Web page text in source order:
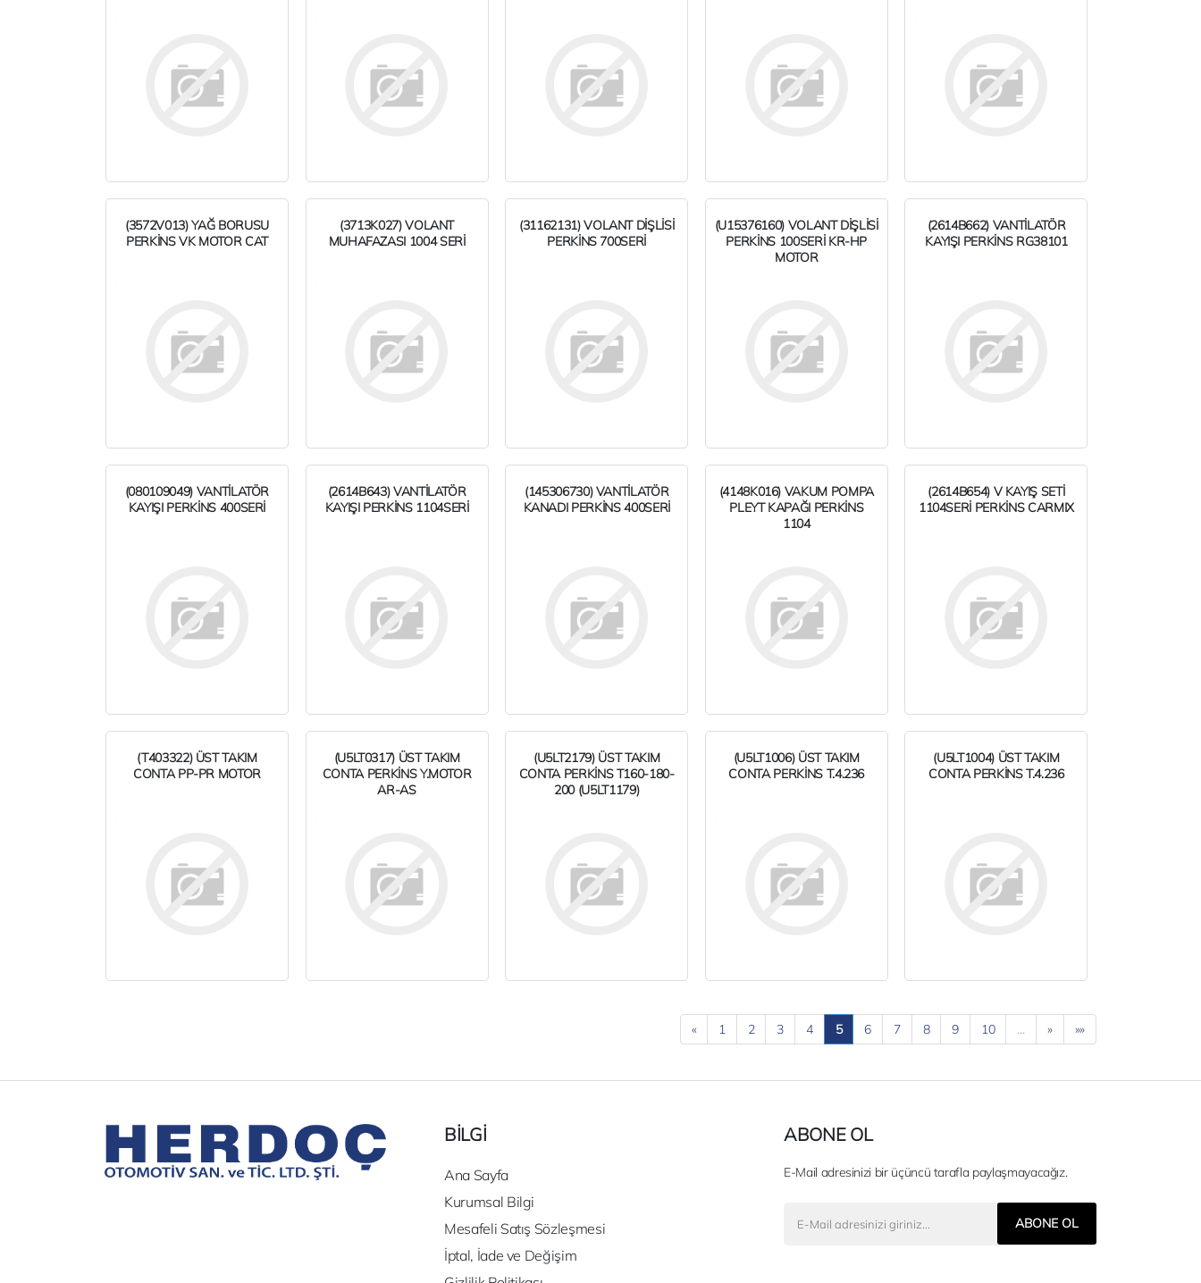
(3572V013) YAĞ BORUSU
PERKİNS VK MOTOR CAT
(3713K027) VOLANT
MUHAFAZASI 1004 SERİ
(31162131) VOLANT DİŞLİSİ
PERKİNS 700SERİ
(U15376160) VOLANT DİŞLİSİ
PERKİNS 100SERİ KR-HP
MOTOR
(2614B662) VANTİLATÖR
KAYIŞI PERKİNS RG38101
(080109049) VANTİLATÖR
KAYIŞI PERKİNS 400SERİ
(2614B643) VANTİLATÖR
KAYIŞI PERKİNS 1104SERİ
(145306730) VANTİLATÖR
KANADI PERKİNS 400SERİ
(4148K016) VAKUM POMPA
PLEYT KAPAĞI PERKİNS
1104
(2614B654) V KAYIŞ SETİ
1104SERİ PERKİNS CARMIX
(T403322) ÜST TAKIM
CONTA PP-PR MOTOR
(U5LT0317) ÜST TAKIM
CONTA PERKİNS Y.MOTOR
AR-AS
(U5LT2179) ÜST TAKIM
CONTA PERKİNS T160-180-
200 (U5LT1179)
(U5LT1006) ÜST TAKIM
CONTA PERKİNS T.4.236
(U5LT1004) ÜST TAKIM
CONTA PERKİNS T.4.236
« 1 2 3 4 5 6 7 8 9 10 … » »»
BİLGİ
Ana Sayfa
Kurumsal Bilgi
Mesafeli Satış Sözleşmesi
İptal, İade ve Değişim
ABONE OL
E-Mail adresinizi bir üçüncü tarafla paylaşmayacağız.
ABONE OL